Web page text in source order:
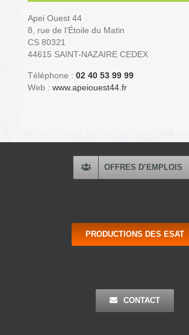
Apei Ouest 44
8, rue de l’Étoile du Matin
CS 80321
44615 SAINT-NAZAIRE CEDEX
Téléphone : 02 40 53 99 99
Web : www.apeiouest44.fr
OFFRES D’EMPLOIS
PRODUCTIONS DES ESAT
CONTACT